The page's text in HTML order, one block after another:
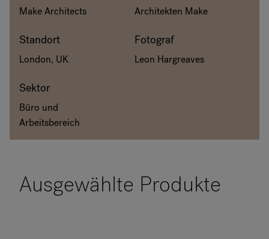
Über Flokk
Investor
Make Architects
Standort
London, UK
Sektor
Büro und
Arbeitsbereich
Architekten Make
Fotograf
Leon Hargreaves
Ausgewählte Produkte